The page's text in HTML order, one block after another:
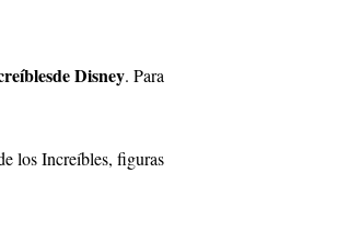
Disney. Para
los Increíbles, figuras